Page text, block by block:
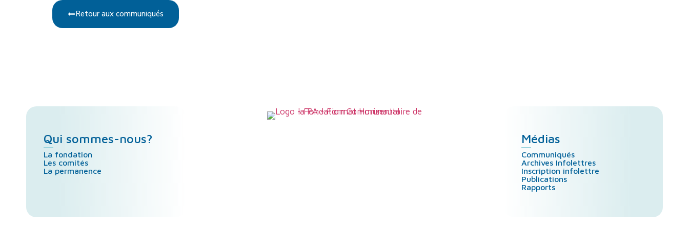
Retour aux communiqués
Qui sommes-nous?
La fondation
Les comités
La permanence
Médias
Communiqués
Archives Infolettres
Inscription infolettre
Publications
Rapports